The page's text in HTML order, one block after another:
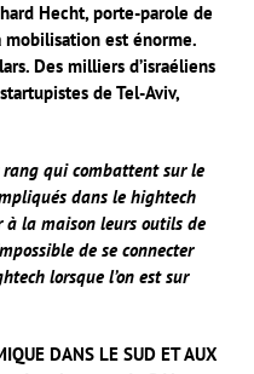
Hecht, porte-parole de
mobilisation est énorme.
Des milliers d’israéliens
de Tel-Aviv,
qui combattent sur le
dans le hightech
à la maison leurs outils de
de se connecter
lorsque l’on est sur
DANS LE SUD ET AUX